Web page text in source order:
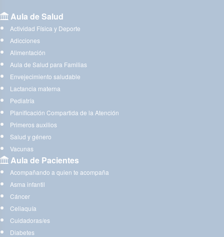
Aula de Salud
Actividad Física y Deporte
Adicciones
Alimentación
Aula de Salud para Familias
Envejecimiento saludable
Lactancia materna
Pediatría
Planificación Compartida de la Atención
Primeros auxilios
Salud y género
Vacunas
Aula de Pacientes
Acompañando a quien te acompaña
Asma infantil
Cáncer
Celiaquía
Cuidadoras/es
Diabetes